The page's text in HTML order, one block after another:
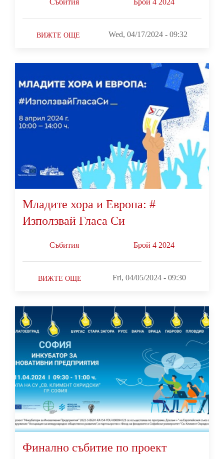
Събития Брой 4 2024
ВИЖТЕ ОЩЕ Wed, 04/17/2024 - 09:32
Mладите хора и Европа: #
Използвай Гласа Си
Събития Брой 4 2024
ВИЖТЕ ОЩЕ Fri, 04/05/2024 - 09:30
Финално събитие по проект